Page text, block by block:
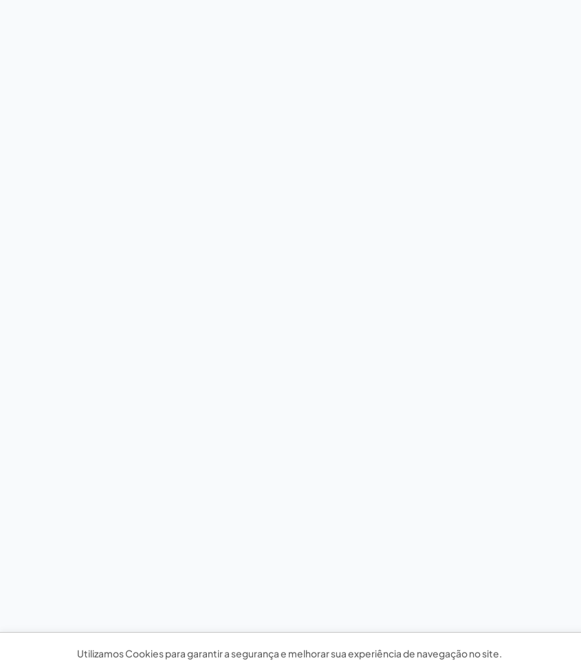
Utilizamos Cookies para garantir a segurança e melhorar sua experiência de navegação no site.